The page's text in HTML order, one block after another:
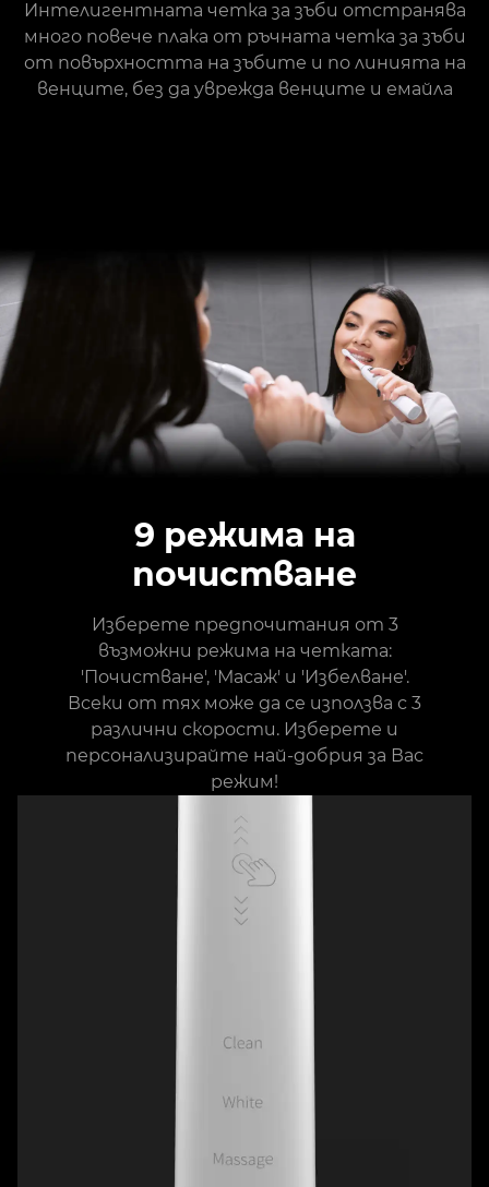
Интелигентната четка за зъби отстранява
много повече плака от ръчната четка за зъби
от повърхността на зъбите и по линията на
венците, без да уврежда венците и емайла
9 режима на
почистване
Изберете предпочитания от 3
възможни режима на четката:
'Почистване', 'Масаж' и 'Избелване'.
Всеки от тях може да се използва с 3
различни скорости. Изберете и
персонализирайте най-добрия за Вас
режим!